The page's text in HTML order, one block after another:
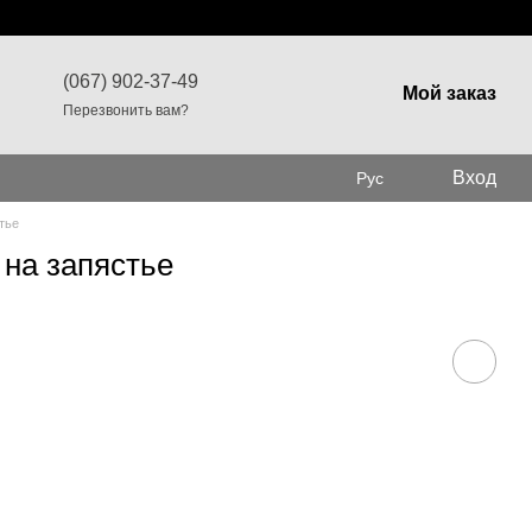
(067) 902-37-49
Перезвонить вам?
Мой заказ
Рус Вход
запястье